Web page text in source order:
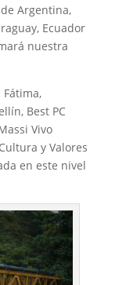
Argentina,
Ecuador
nuestra
Best PC
Vivo
y Valores
en este nivel